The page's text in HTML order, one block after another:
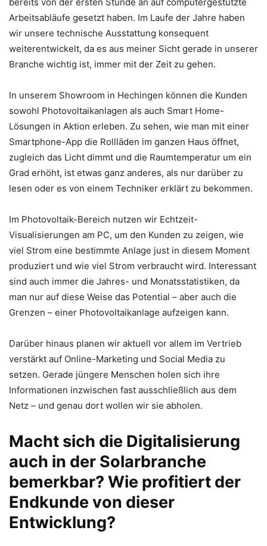
Arbeitsabläufe gesetzt haben. Im Laufe der Jahre haben
wir unsere technische Ausstattung konsequent
weiterentwickelt, da es aus meiner Sicht gerade in unserer
Branche wichtig ist, immer mit der Zeit zu gehen.
In unserem Showroom in Hechingen können die Kunden
sowohl Photovoltaikanlagen als auch Smart Home-
Lösungen in Aktion erleben. Zu sehen, wie man mit einer
Smartphone-App die Rollläden im ganzen Haus öffnet,
zugleich das Licht dimmt und die Raumtemperatur um ein
Grad erhöht, ist etwas ganz anderes, als nur darüber zu
lesen oder es von einem Techniker erklärt zu bekommen.
Im Photovoltaik-Bereich nutzen wir Echtzeit-
Visualisierungen am PC, um den Kunden zu zeigen, wie
viel Strom eine bestimmte Anlage just in diesem Moment
produziert und wie viel Strom verbraucht wird. Interessant
sind auch immer die Jahres- und Monatsstatistiken, da
man nur auf diese Weise das Potential – aber auch die
Grenzen – einer Photovoltaikanlage aufzeigen kann.
Darüber hinaus planen wir aktuell vor allem im Vertrieb
verstärkt auf Online-Marketing und Social Media zu
setzen. Gerade jüngere Menschen holen sich ihre
Informationen inzwischen fast ausschließlich aus dem
Netz – und genau dort wollen wir sie abholen.
Macht sich die Digitalisierung
auch in der Solarbranche
bemerkbar? Wie profitiert der
Endkunde von dieser
Entwicklung?